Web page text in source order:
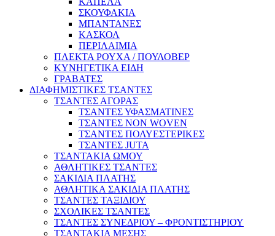
ΣΚΟΥΦΑΚΙΑ
ΜΠΑΝΤΑΝΕΣ
ΚΑΣΚΟΛ
ΠΕΡΙΛΑΙΜΙΑ
ΠΛΕΚΤΑ ΡΟΥΧΑ / ΠΟΥΛΟΒΕΡ
ΚΥΝΗΓΕΤΙΚΑ ΕΙΔΗ
ΓΡΑΒΑΤΕΣ
ΔΙΑΦΗΜΙΣΤΙΚΕΣ ΤΣΑΝΤΕΣ
ΤΣΑΝΤΕΣ ΑΓΟΡΑΣ
ΤΣΑΝΤΕΣ ΥΦΑΣΜΑΤΙΝΕΣ
ΤΣΑΝΤΕΣ NON WOVEN
ΤΣΑΝΤΕΣ ΠΟΛΥΕΣΤΕΡΙΚΕΣ
ΤΣΑΝΤΕΣ JUTA
ΤΣΑΝΤΑΚΙΑ ΩΜΟΥ
ΑΘΛΗΤΙΚΕΣ ΤΣΑΝΤΕΣ
ΣΑΚΙΔΙΑ ΠΛΑΤΗΣ
ΑΘΛΗΤΙΚΑ ΣΑΚΙΔΙΑ ΠΛΑΤΗΣ
ΤΣΑΝΤΕΣ ΤΑΞΙΔΙΟΥ
ΣΧΟΛΙΚΕΣ ΤΣΑΝΤΕΣ
ΤΣΑΝΤΕΣ ΣΥΝΕΔΡΙΟΥ – ΦΡΟΝΤΙΣΤΗΡΙΟΥ
ΤΣΑΝΤΑΚΙΑ ΜΕΣΗΣ